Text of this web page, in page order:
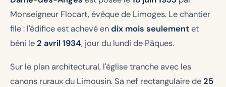
Monseigneur Flocart, évêque de Limoges. Le chantier
file : l'édifice est achevé endix mois seulementet
béni le2 avril 1934, jour du lundi de Pâques.
Sur le plan architectural, l'église tranche avec les
canons ruraux du Limousin. Sa nef rectangulaire de25